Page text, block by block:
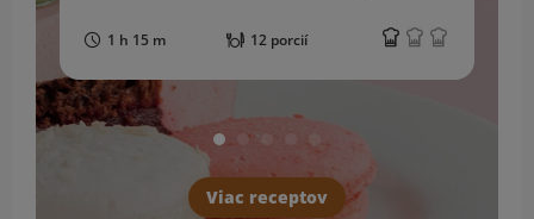
1 h 15 m 12 porcií
Viac receptov